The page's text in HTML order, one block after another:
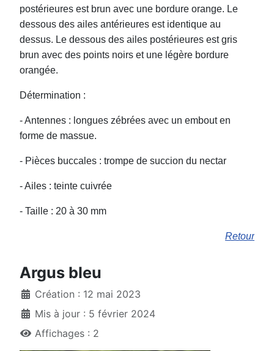
postérieures est brun avec une bordure orange. Le
dessous des ailes antérieures est identique au
dessus. Le dessous des ailes postérieures est gris
brun avec des points noirs et une légère bordure
orangée.
Détermination :
- Antennes : longues zébrées avec un embout en
forme de massue.
- Pièces buccales : trompe de succion du nectar
- Ailes : teinte cuivrée
- Taille : 20 à 30 mm
Retour
Argus bleu
Création : 12 mai 2023
Mis à jour : 5 février 2024
Affichages : 2